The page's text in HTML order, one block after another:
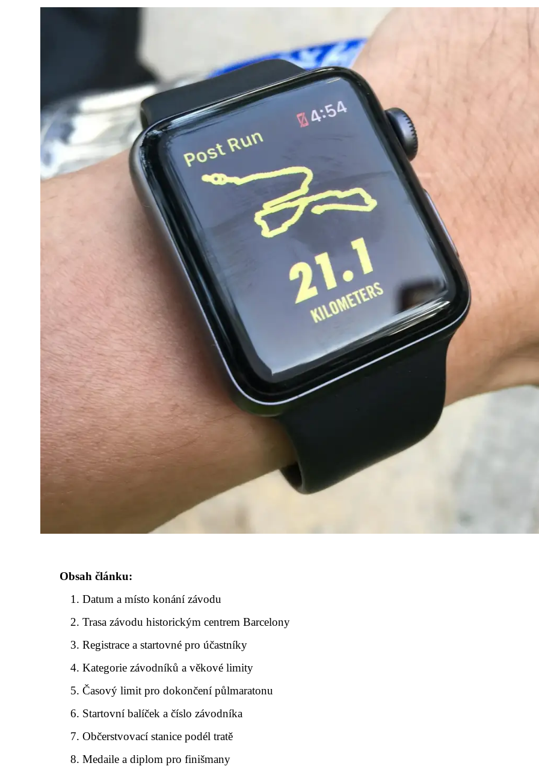
Obsah článku:
Datum a místo konání závodu
Trasa závodu historickým centrem Barcelony
Registrace a startovné pro účastníky
Kategorie závodníků a věkové limity
Časový limit pro dokončení půlmaratonu
Startovní balíček a číslo závodníka
Občerstvovací stanice podél tratě
Medaile a diplom pro finišmany